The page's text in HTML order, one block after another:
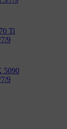
Ti
9
5090
9